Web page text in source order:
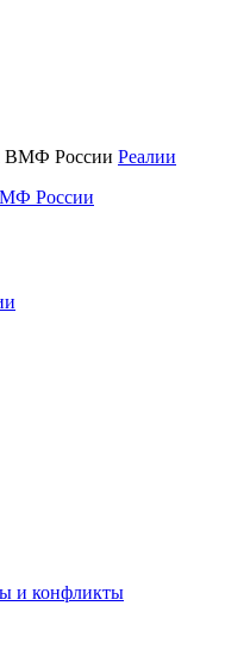
Реалии
России
и конфликты